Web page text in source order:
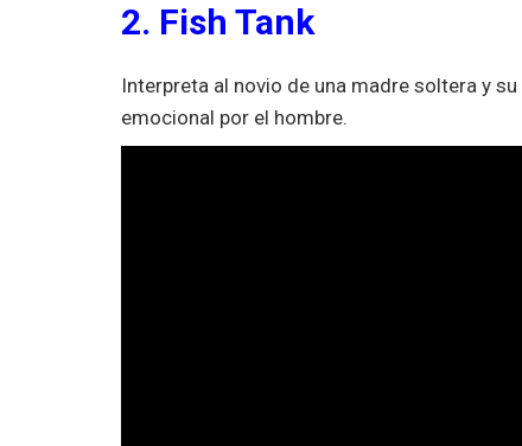
2. Fish Tank
Interpreta al novio de una madre soltera y
emocional por el hombre.